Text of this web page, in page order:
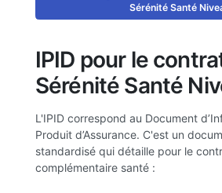
Sérénité Santé
IPID pour le
Sérénité Santé
L'IPID correspond au Document
Produit d’Assurance. C'est un
standardisé qui détaille pour le
complémentaire santé :